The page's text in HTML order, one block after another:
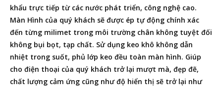
khẩu trực tiếp từ các nước phát triển, công nghệ cao.
Màn Hình của quý khách sẽ được ép tự động chính xác
đến từng milimet trong môi trường chân không tuyệt đối
không bụi bọt, tạp chất. Sử dụng keo khô không dẫn
nhiệt trong suốt, phủ lớp keo đều toàn màn hình. Giúp
cho điện thoại của quý khách trở lại mượt mà, đẹp đẽ,
chất lượng cảm ứng cũng như độ hiển thị sẽ trở lại như